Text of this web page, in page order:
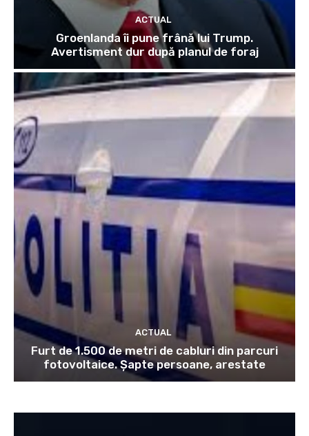
ACTUAL
Groenlanda îi pune frână lui Trump.
Avertisment dur după planul de foraj
ACTUAL
Furt de 1.500 de metri de cabluri din parcuri
fotovoltaice. Șapte persoane, arestate